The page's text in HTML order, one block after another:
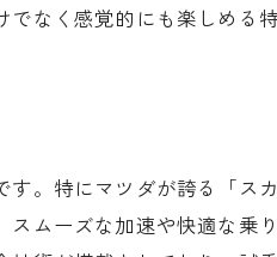
なく感覚的にも楽しめる
。特にマツダが誇る「ス
ムーズな加速や快適な乗